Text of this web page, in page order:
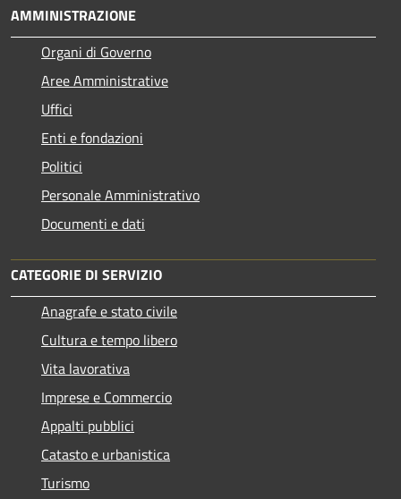
AMMINISTRAZIONE
Organi di Governo
Aree Amministrative
Uffici
Enti e fondazioni
Politici
Personale Amministrativo
Documenti e dati
CATEGORIE DI SERVIZIO
Anagrafe e stato civile
Cultura e tempo libero
Vita lavorativa
Imprese e Commercio
Appalti pubblici
Catasto e urbanistica
Turismo